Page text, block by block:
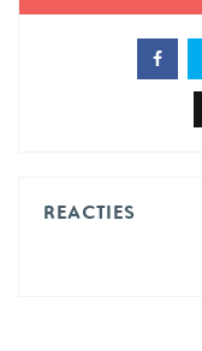
REACTIES